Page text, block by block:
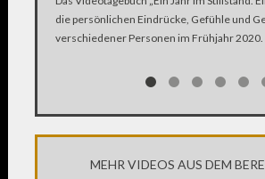
die persönlichen Eindrücke, Gefühle und
verschiedener Personen im Frühjahr 2020.
MEHR VIDEOS AUS DEM